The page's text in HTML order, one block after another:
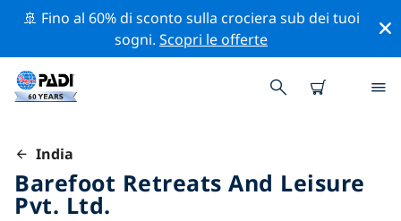
🚢 Fino al 60% di sconto sulla crociera sub dei tuoi
sogni.Scopri le offerte
India
Barefoot Retreats And Leisure
Pvt. Ltd.